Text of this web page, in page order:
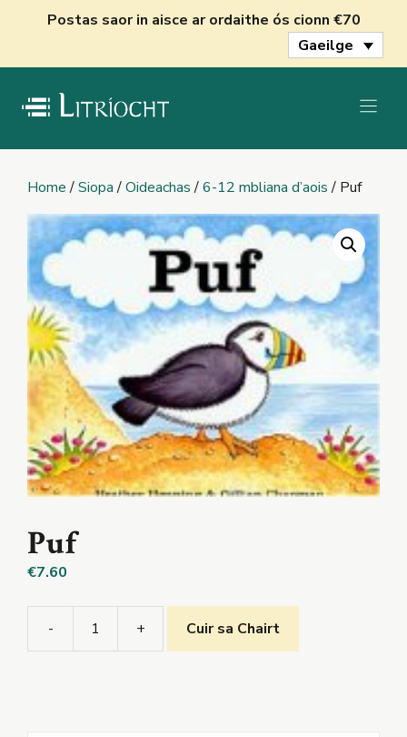
Postas saor in aisce ar ordaithe ós cionn €70
Gaeilge
Home/Siopa/Oideachas/6-12 mbliana d’aois/ Puf
Puf
€7.60
- + Cuir sa Chairt